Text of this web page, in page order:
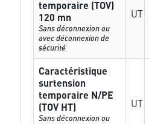
temporaire (TOV)
120 mn
Sans déconnexion ou
avec déconnexion de
sécurité
UT
Caractéristique
surtension
temporaire N/PE
(TOV HT)
Sans déconnexion ou
UT